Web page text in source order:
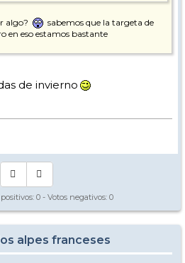
algo?
sabemos que la targeta de
en eso estamos bastante
de invierno
0 - Votos negativos: 0
alpes franceses